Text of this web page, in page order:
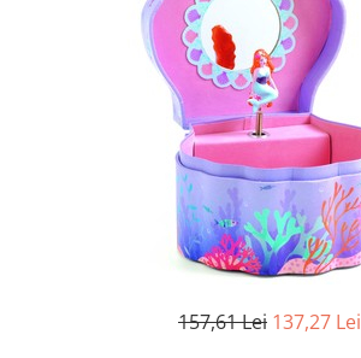
157,61 Lei 137,27 Lei